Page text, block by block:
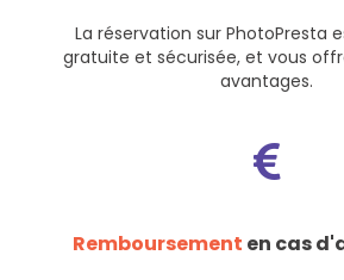
La réservation sur PhotoPresta
gratuite et sécurisée, et vous
avantages.
Remboursement en cas